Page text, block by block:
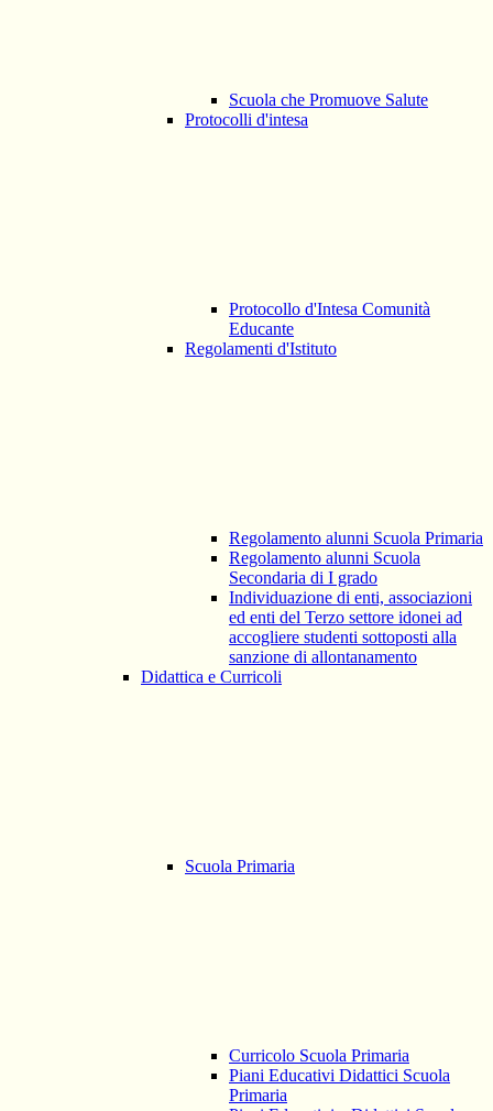
Scuola che Promuove Salute
Protocolli d'intesa
Protocollo d'Intesa Comunità
Educante
Regolamenti d'Istituto
Regolamento alunni Scuola Primaria
Regolamento alunni Scuola
Secondaria di I grado
Individuazione di enti, associazioni
ed enti del Terzo settore idonei ad
accogliere studenti sottoposti alla
sanzione di allontanamento
Didattica e Curricoli
Scuola Primaria
Curricolo Scuola Primaria
Piani Educativi Didattici Scuola
Primaria